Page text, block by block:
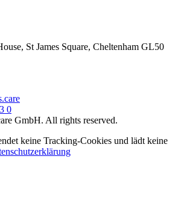
St James Square, Cheltenham GL50
0
GmbH. All rights reserved.
keine Tracking-Cookies und lädt keine